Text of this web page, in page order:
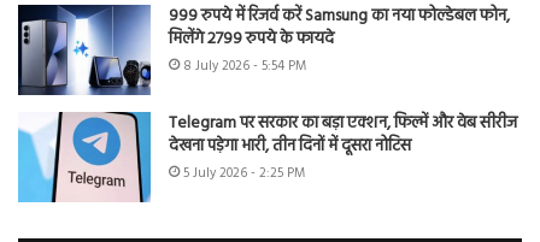
999 रुपये में रिजर्व करें Samsung का नया फोल्डेबल फोन,
मिलेंगे 2799 रुपये के फायदे
8 July 2026 - 5:54 PM
Telegram पर सरकार का बड़ा एक्शन, फिल्में और वेब सीरीज
देखना पड़ेगा भारी, तीन दिनों में दूसरा नोटिस
5 July 2026 - 2:25 PM